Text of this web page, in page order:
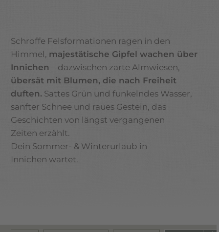
Schroffe Felsformationen ragen in den
Himmel, majestätische Gipfel wachen über
Innichen – dazwischen zarte Almwiesen,
übersät mit Blumen, die nach Freiheit
duften. Sattes Grün und funkelndes Wasser,
sanfter Schnee und raues Gestein, das
Geschichten von längst vergangenen
Zeiten erzählt.
Dein Sommer- & Winterurlaub in
Innichen wartet.